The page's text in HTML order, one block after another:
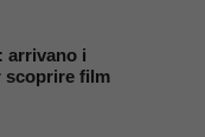
arrivano i
scoprire film